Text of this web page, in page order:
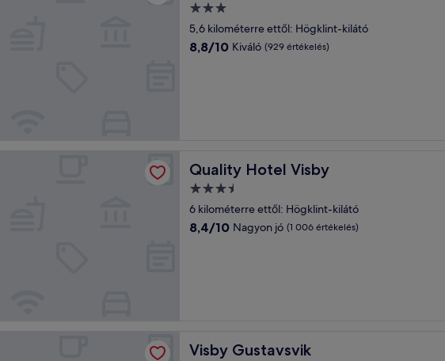
3.0
csillagos
szálláshely
5,6 kilométerre ettől: Högklint-kilátó
8.8
8,8/10 Kiváló (929 értékelés)
Quality Hotel Visby
Quality Hotel Visby
3.5
csillagos
szálláshely
6 kilométerre ettől: Högklint-kilátó
8.4
8,4/10 Nagyon jó (1 006 értékelés)
Visby Gustavsvik
Visby Gustavsvik